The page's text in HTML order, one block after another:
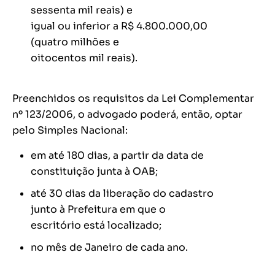
sessenta mil reais) e
igual ou inferior a R$ 4.800.000,00
(quatro milhões e
oitocentos mil reais).
Preenchidos os requisitos da Lei Complementar
nº 123/2006, o advogado poderá, então, optar
pelo Simples Nacional:
em até 180 dias, a partir da data de
constituição junta à OAB;
até 30 dias da liberação do cadastro
junto à Prefeitura em que o
escritório está localizado;
no mês de Janeiro de cada ano.